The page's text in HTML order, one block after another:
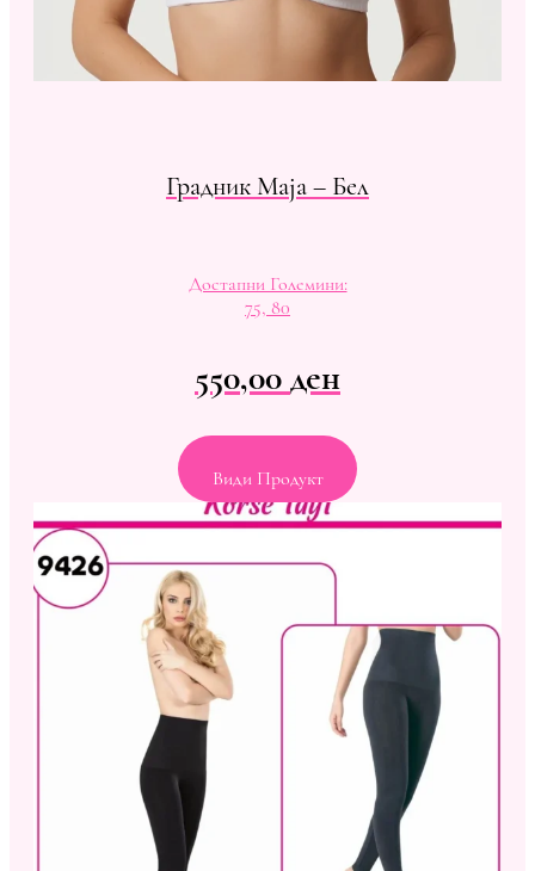
Градник Maja – Бел
Достапни Големини:
75, 80
550,00ден
Види Продукт